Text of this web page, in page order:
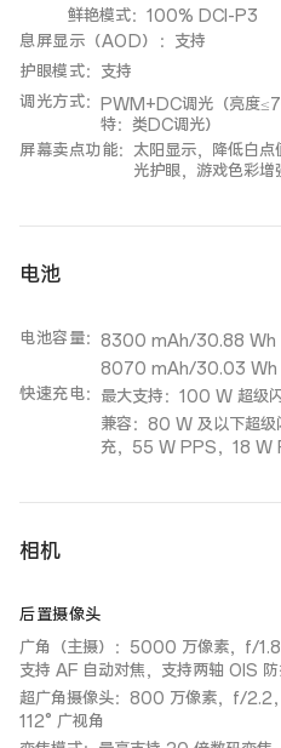
鲜艳模式：100% DCI-P3
息屏显示（AOD）
： 支持
护眼模式： 支持
调光方式：
PWM+DC调光（亮度
特：类DC调光）
屏幕卖点功能： 太阳显示，降低白
光护眼，游戏色彩
电池
电池容量： 8300 mAh/30.88 Wh（
8070 mAh/30.03 Wh
快速充电： 最大支持：100 W 超级
兼容：80 W 及以下超
充，55 W PPS，18 W
相机
后置摄像头
广角（主摄）：5000 万像素，f/1.8
支持 AF 自动对焦，支持两轴 OIS
超广角摄像头：800 万像素，f/2.2
112° 广视角